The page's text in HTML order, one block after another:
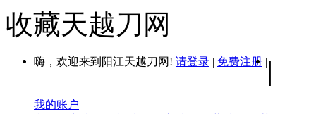
收藏天越刀网
嗨，欢迎来到阳江天越刀网! 请登录 | 免费注册 | |
我的账户